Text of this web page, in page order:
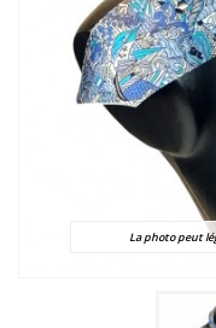
La photo peut